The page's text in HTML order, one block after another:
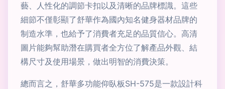
藝、人性化的調節卡扣以及清晰的品牌標識。這些
細節不僅彰顯了舒華作為國內知名健身器材品牌的
制造水準，也給予了消費者充足的品質信心。高清
圖片能夠幫助潛在購買者全方位了解產品外觀、結
構尺寸及使用場景，做出明智的消費決策。
總而言之，舒華多功能仰臥板SH-575是一款設計科